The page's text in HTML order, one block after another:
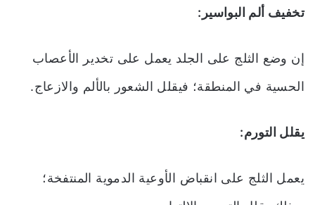
تخفيف ألم البواسير:
إن وضع الثلج على الجلد يعمل على تخدير الأعصاب
الحسية في المنطقة؛ فيقلل الشعور بالألم والازعاج.
يقلل التورم:
يعمل الثلج على انقباض الأوعية الدموية المنتفخة؛